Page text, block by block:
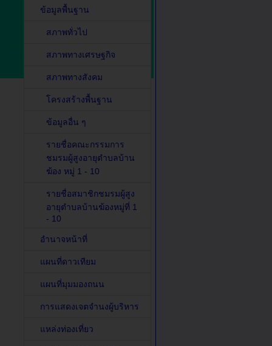
ข้อมูลพื้นฐาน
สภาพทั่วไป
สภาพทางเศรษฐกิจ
สภาพทางสังคม
โครงสร้างพื้นฐาน
ข้อมูลอื่น ๆ
รายชื่อคณะกรรมการ
ชมรมผู้สูงอายุตำบลบ้าน
ฆ้อง หมู่ 1 - 10
รายชื่อสมาชิกชมรมผู้สูง
อายุตำบลบ้านฆ้องหมู่ที่ 1
- 10
อำนาจหน้าที่
แผนที่ดาวเทียม
แผนที่มุมมองถนน
การแสดงเจตจำนงผู้บริหาร
แหล่งท่องเที่ยว